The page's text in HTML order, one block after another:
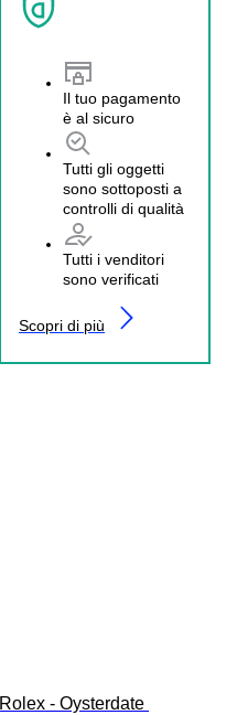
Il tuo pagamento
è al sicuro
Tutti gli oggetti
sono sottoposti a
controlli di qualità
Tutti i venditori
sono verificati
Scopri di più
Rolex - Oysterdate